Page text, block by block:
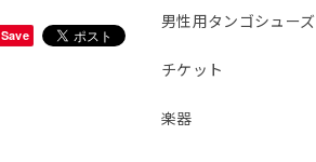
男性用タンゴシューズ
チケット
楽器
Save